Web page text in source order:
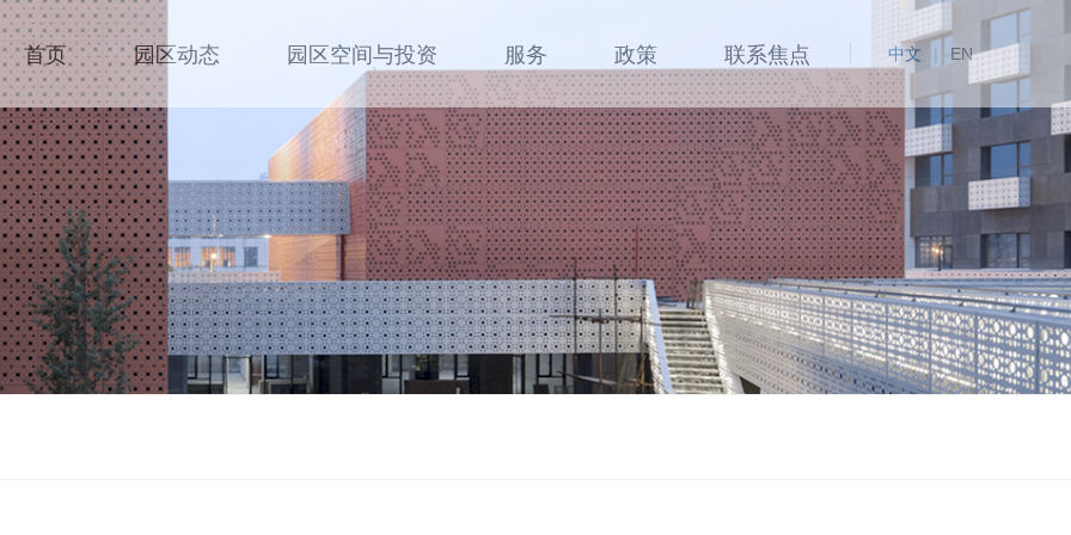
首页 园区动态 园区空间与投资 服务 政策 联系焦点 中文 EN